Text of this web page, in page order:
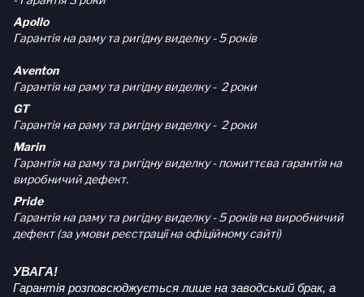
Apollo
Гарантія на раму та ригідну виделку - 5 років
Aventon
Гарантія на раму та ригідну виделку - 2 роки
GT
Гарантія на раму та ригідну виделку - 2 роки
Marin
Гарантія на раму та ригідну виделку - пожиттєва гарантія на
виробничий дефект.
Pride
Гарантія на раму та ригідну виделку - 5 років на виробничий
дефект (за умови реєстрації на офіційному сайті)
УВАГА!
Гарантія розповсюджується лише на заводський брак, а